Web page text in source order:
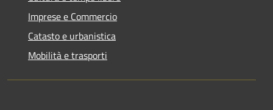
Imprese e Commercio
Catasto e urbanistica
Mobilità e trasporti